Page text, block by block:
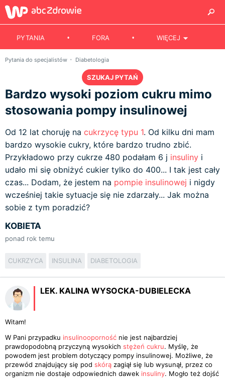
PYTANIA FORA WIĘCEJ
Pytania do specjalistów Diabetologia
SZUKAJ PYTAŃ
Bardzo wysoki poziom cukru mimo
stosowania pompy insulinowej
Od 12 lat choruję na cukrzycę typu 1. Od kilku dni mam
bardzo wysokie cukry, które bardzo trudno zbić.
Przykładowo przy cukrze 480 podałam 6 j insuliny i
udało mi się obniżyć cukier tylko do 400... I tak jest cały
czas... Dodam, że jestem na pompie insulinowej i nigdy
wcześniej takie sytuacje się nie zdarzały... Jak można
sobie z tym poradzić?
KOBIETA
ponad rok temu
CUKRZYCA INSULINA DIABETOLOGIA
LEK. KALINA WYSOCKA-DUBIELECKA
Witam!
W Pani przypadku insulinooporność nie jest najbardziej
prawdopodobną przyczyną wysokich stężeń cukru. Myślę, że
powodem jest problem dotyczący pompy insulinowej. Możliwe, że
przewód znajdujący się pod skórą zagiął się lub wysunął, przez co
organizm nie dostaje odpowiednich dawek insuliny. Mogło też dojść